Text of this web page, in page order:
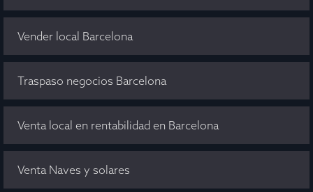
Vender local Barcelona
Traspaso negocios Barcelona
Venta local en rentabilidad en Barcelona
Venta Naves y solares